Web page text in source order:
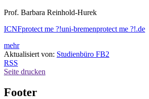
Prof. Barbara Reinhold-Hurek
ICNFprotect me ?!uni-bremenprotect me ?!.de
mehr
Aktualisiert von: Studienbüro FB2
RSS
Seite drucken
Footer